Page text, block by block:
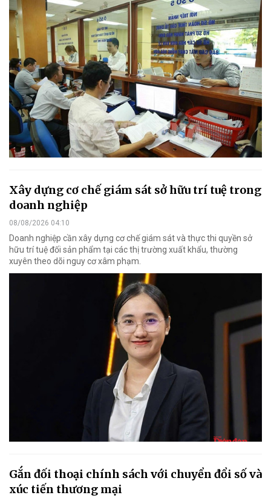
Xây dựng cơ chế giám sát sở hữu trí tuệ trong
doanh nghiệp
08/08/2026 04:10
Doanh nghiệp cần xây dựng cơ chế giám sát và thực thi quyền sở
hữu trí tuệ đối sản phẩm tại các thị trường xuất khẩu, thường
xuyên theo dõi nguy cơ xâm phạm.
Gắn đối thoại chính sách với chuyển đổi số và
xúc tiến thương mại